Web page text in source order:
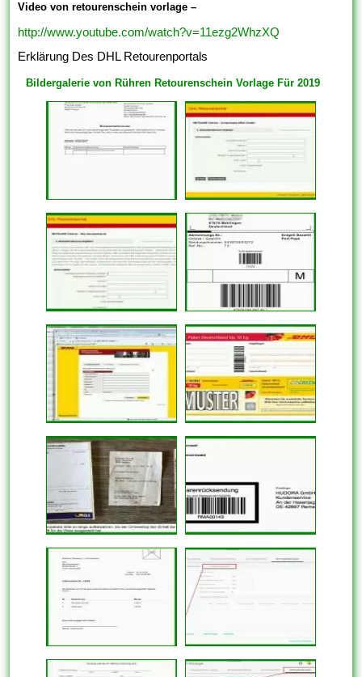
Video von retourenschein vorlage –
http://www.youtube.com/watch?v=11ezg2WhzXQ
Erklärung Des DHL Retourenportals
Bildergalerie von Rühren Retourenschein Vorlage Für 2019